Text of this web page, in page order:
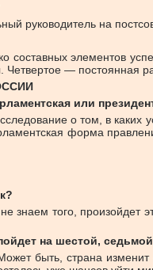
руководитель на
составных элементов
— постоянная
или
о том, в каких
форма
того, произойдет
на шестой,
быть, страна изменит